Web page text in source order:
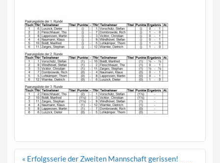
Beitragsnavigation
« Erfolgsserie der Zweiten Mannschaft gerissen!